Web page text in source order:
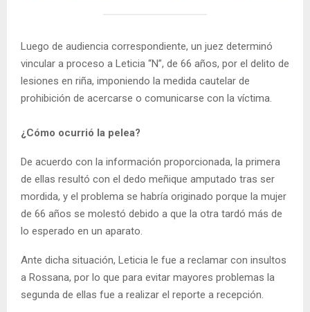
Luego de audiencia correspondiente, un juez determinó
vincular a proceso a Leticia “N”, de 66 años, por el delito de
lesiones en riña, imponiendo la medida cautelar de
prohibición de acercarse o comunicarse con la víctima.
¿Cómo ocurrió la pelea?
De acuerdo con la información proporcionada, la primera
de ellas resultó con el dedo meñique amputado tras ser
mordida, y el problema se habría originado porque la mujer
de 66 años se molestó debido a que la otra tardó más de
lo esperado en un aparato.
Ante dicha situación, Leticia le fue a reclamar con insultos
a Rossana, por lo que para evitar mayores problemas la
segunda de ellas fue a realizar el reporte a recepción.